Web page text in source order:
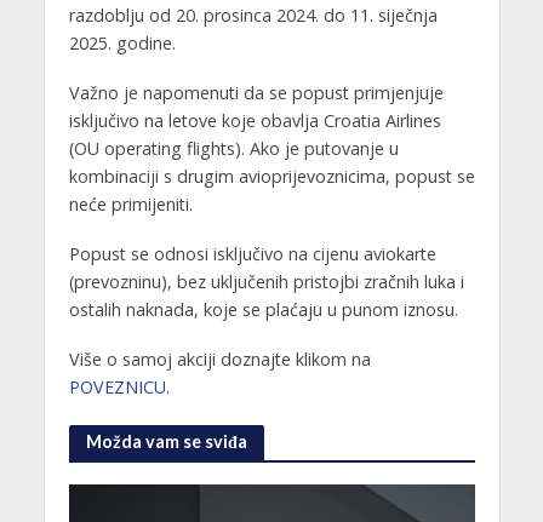
razdoblju od 20. prosinca 2024. do 11. siječnja
2025. godine.
Važno je napomenuti da se popust primjenjuje
isključivo na letove koje obavlja Croatia Airlines
(OU operating flights). Ako je putovanje u
kombinaciji s drugim avioprijevoznicima, popust se
neće primijeniti.
Popust se odnosi isključivo na cijenu aviokarte
(prevozninu), bez uključenih pristojbi zračnih luka i
ostalih naknada, koje se plaćaju u punom iznosu.
Više o samoj akciji doznajte klikom na
POVEZNICU.
Možda vam se sviđa